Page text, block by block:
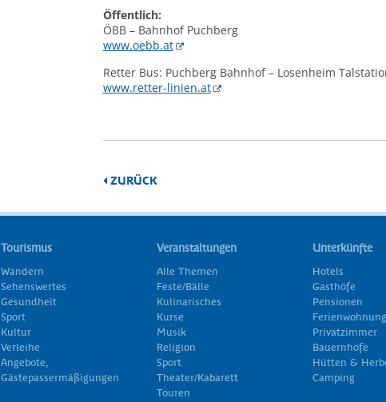
Öffentlich:
ÖBB – Bahnhof Puchberg
www.oebb.at
Retter Bus: Puchberg Bahnhof – Losenheim
www.retter-linien.at
ZURÜCK
Tourismus
Wandern
Sehenswertes
Gesundheit
Sport
Kultur
Verleihe
Angebote,
Gästepassermäßigungen
Veranstaltungen
Alle Themen
Feste/Bälle
Kulinarisches
Kurse
Musik
Religion
Sport
Theater/Kabarett
Touren
Unterkünfte
Hotels
Gasthöfe
Pensionen
Privatzimmer
Bauernhöfe
Hütten &
Camping